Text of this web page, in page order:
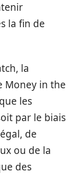
la fin de
la
Money in the
les
par le biais
de
ou de la
des